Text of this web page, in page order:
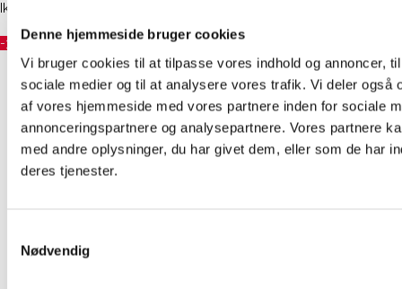
Denne hjemmeside bruger cookies
Vi bruger cookies til at tilpasse vores indhold og annoncer,
sociale medier og til at analysere vores trafik. Vi deler også
af vores hjemmeside med vores partnere inden for sociale
annonceringspartnere og analysepartnere. Vores partnere
med andre oplysninger, du har givet dem, eller som de har
deres tjenester.
Nødvendig
var:
1.499,00 kr..
er:
1.049,00 kr..
Ikke på lager
-30%
Forrige produkt
Næste produkt